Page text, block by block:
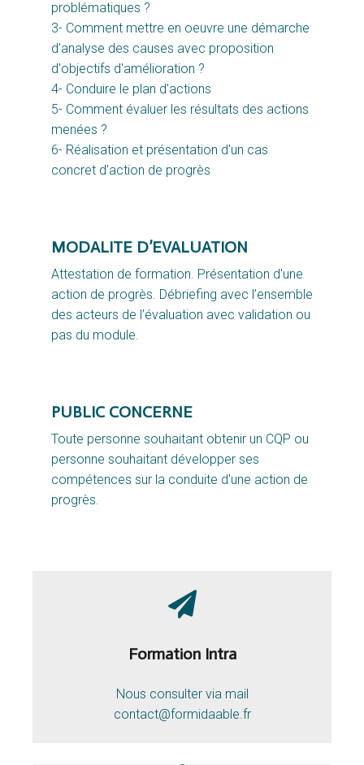
problématiques ?
3- Comment mettre en oeuvre une démarche
d'analyse des causes avec proposition
d'objectifs d'amélioration ?
4- Conduire le plan d'actions
5- Comment évaluer les résultats des actions
menées ?
6- Réalisation et présentation d'un cas
concret d'action de progrès
MODALITE D’EVALUATION
Attestation de formation. Présentation d'une
action de progrès. Débriefing avec l’ensemble
des acteurs de l’évaluation avec validation ou
pas du module.
PUBLIC CONCERNE
Toute personne souhaitant obtenir un CQP ou
personne souhaitant développer ses
compétences sur la conduite d'une action de
progrès.
Formation Intra
Nous consulter via mail
contact@formidaable.fr